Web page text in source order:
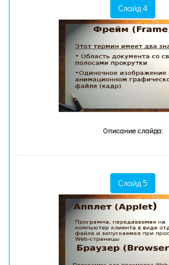
Слайд 4
Описание слайда:
Слайд 5